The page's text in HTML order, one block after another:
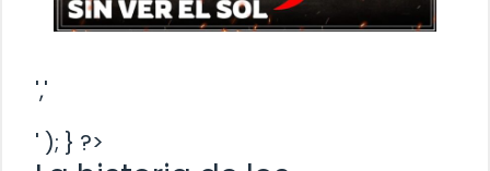
','
' ); } ?>